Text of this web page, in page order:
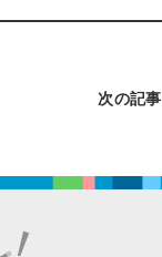
次の記事